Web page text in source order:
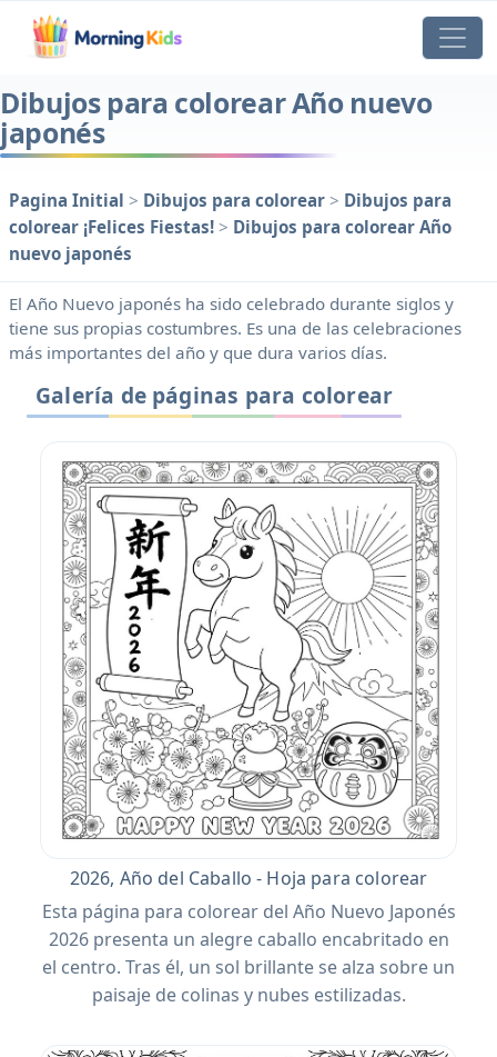
Dibujos para colorear Año nuevo
japonés
Pagina Initial > Dibujos para colorear > Dibujos para
colorear ¡Felices Fiestas! > Dibujos para colorear Año
nuevo japonés
El Año Nuevo japonés ha sido celebrado durante siglos y
tiene sus propias costumbres. Es una de las celebraciones
más importantes del año y que dura varios días.
Galería de páginas para colorear
2026, Año del Caballo - Hoja para colorear
Esta página para colorear del Año Nuevo Japonés
2026 presenta un alegre caballo encabritado en
el centro. Tras él, un sol brillante se alza sobre un
paisaje de colinas y nubes estilizadas.